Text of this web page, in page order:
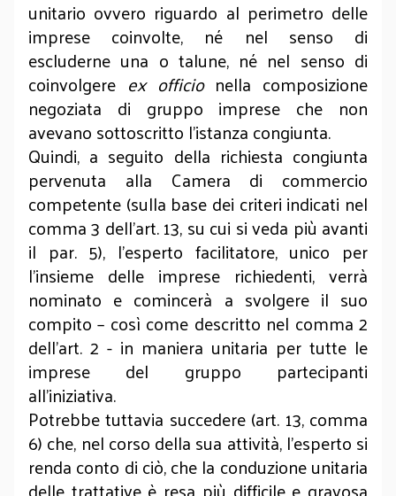
unitario ovvero riguardo al perimetro delle
imprese coinvolte, né nel senso di
escluderne una o talune, né nel senso di
coinvolgere ex officionella composizione
negoziata di gruppo imprese che non
avevano sottoscritto l’istanza congiunta.
Quindi, a seguito della richiesta congiunta
pervenuta alla Camera di commercio
competente (sulla base dei criteri indicati nel
comma 3 dell’art. 13, su cui si veda più avanti
il par. 5), l’esperto facilitatore, unico per
l’insieme delle imprese richiedenti, verrà
nominato e comincerà a svolgere il suo
compito – così come descritto nel comma 2
dell’art. 2 - in maniera unitaria per tutte le
imprese del gruppo partecipanti
all’iniziativa.
Potrebbe tuttavia succedere (art. 13, comma
6) che, nel corso della sua attività, l’esperto si
renda conto di ciò, che la conduzione unitaria